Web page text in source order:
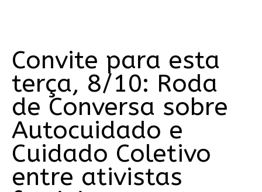
Convite para esta
terça, 8/10: Roda
de Conversa sobre
Autocuidado e
Cuidado Coletivo
entre ativistas